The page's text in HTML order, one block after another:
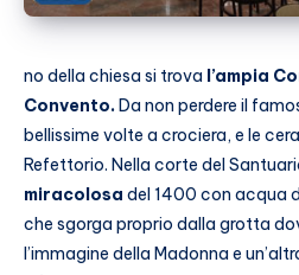
no della chiesa si trova l’ampia
Convento. Da non perdere il
bellissime volte a crociera, e le
Refettorio. Nella corte del
miracolosa del 1400 con acqua
che sgorga proprio dalla grotta
l’immagine della Madonna e